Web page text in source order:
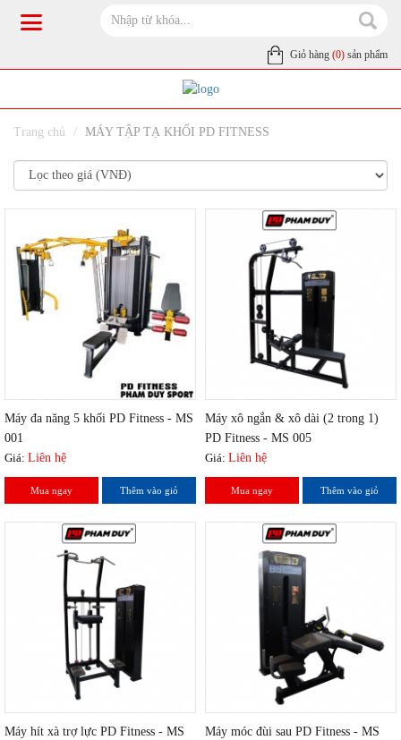
Giỏ hàng (0) sản phẩm
Trang chủ MÁY TẬP TẠ KHỐI PD FITNESS
Máy đa năng 5 khối PD Fitness - MS
001
Giá: Liên hệ
Mua ngay Thêm vào giỏ
Máy xô ngắn & xô dài (2 trong 1)
PD Fitness - MS 005
Giá: Liên hệ
Mua ngay Thêm vào giỏ
Máy hít xà trợ lực PD Fitness - MS
Máy móc đùi sau PD Fitness - MS